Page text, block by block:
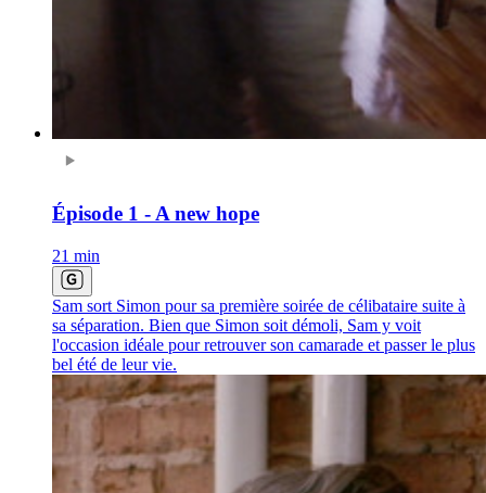
Épisode 1 - A new hope
21 min
Sam sort Simon pour sa première soirée de célibataire suite à
sa séparation. Bien que Simon soit démoli, Sam y voit
l'occasion idéale pour retrouver son camarade et passer le plus
bel été de leur vie.